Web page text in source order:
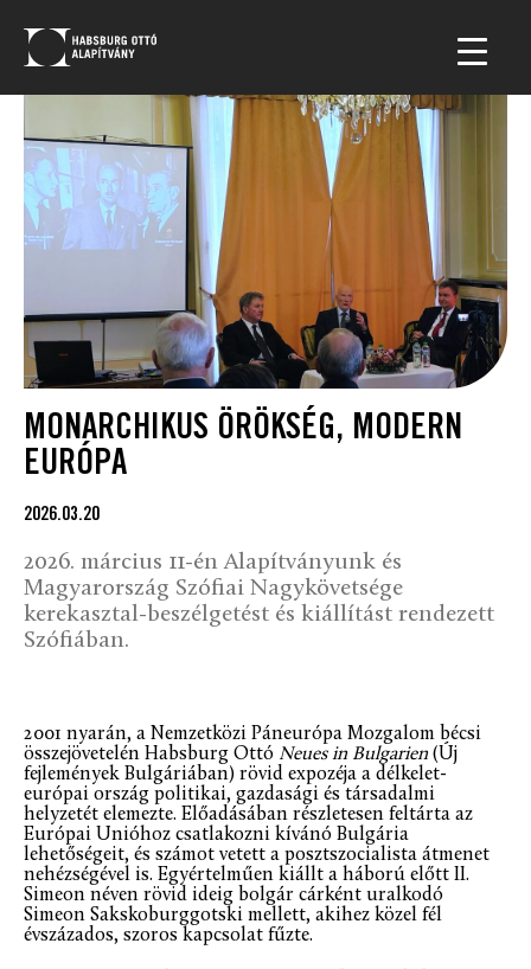
MONARCHIKUS ÖRÖKSÉG, MODERN
EURÓPA
2026.03.20
2026. március 11-én Alapítványunk és
Magyarország Szófiai Nagykövetsége
kerekasztal-beszélgetést és kiállítást rendezett
Szófiában.
2001 nyarán, a Nemzetközi Páneurópa Mozgalom bécsi
összejövetelén Habsburg Ottó Neues in Bulgarien (Új
fejlemények Bulgáriában) rövid expozéja a délkelet-
európai ország politikai, gazdasági és társadalmi
helyzetét elemezte. Előadásában részletesen feltárta az
Európai Unióhoz csatlakozni kívánó Bulgária
lehetőségeit, és számot vetett a posztszocialista átmenet
nehézségével is. Egyértelműen kiállt a háború előtt II.
Simeon néven rövid ideig bolgár cárként uralkodó
Simeon Sakskoburggotski mellett, akihez közel fél
évszázados, szoros kapcsolat fűzte.